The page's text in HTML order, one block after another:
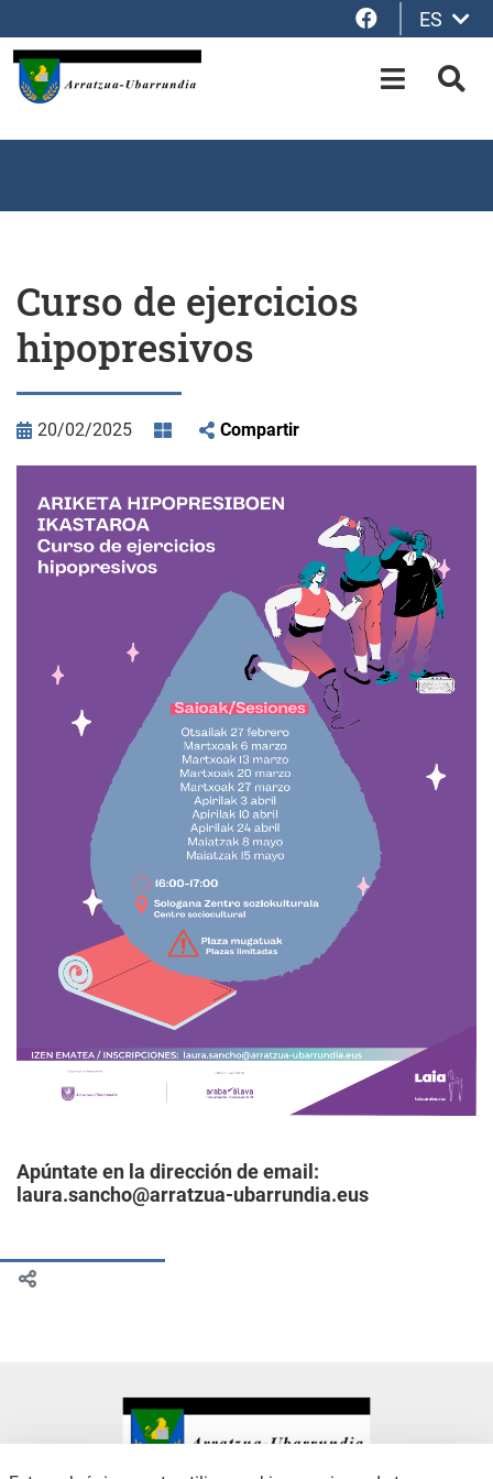
Facebook
ES
OPEN-
Curso de ejercicios
hipopresivos
20/02/2025 Compartir
Apúntate en la dirección de email:
laura.sancho@arratzua-ubarrundia.eus